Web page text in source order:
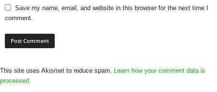
Save my name, email, and website in this browser for the next time I
comment.
This site uses Akismet to reduce spam. Learn how your comment data is
processed.